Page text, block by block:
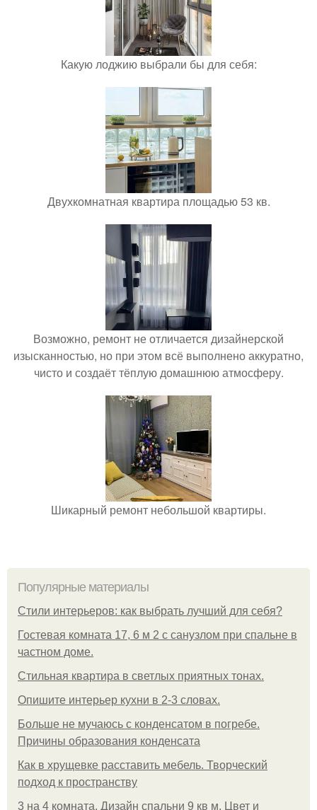
Какую лоджию выбрали бы для себя:
Двухкомнатная квартира площадью 53 кв.
Возможно, ремонт не отличается дизайнерской
изысканностью, но при этом всё выполнено аккуратно,
чисто и создаёт тёплую домашнюю атмосферу.
Шикарный ремонт небольшой квартиры.
Популярные материалы
Стили интерьеров: как выбрать лучший для себя?
Гостевая комната 17, 6 м 2 с санузлом при спальне в
частном доме.
Стильная квартира в светлых приятных тонах.
Опишите интерьер кухни в 2-3 словах.
Больше не мучаюсь с конденсатом в погребе.
Причины образования конденсата
Как в хрущевке расставить мебель. Творческий
подход к пространству
3 на 4 комната. Дизайн спальни 9 кв м. Цвет и